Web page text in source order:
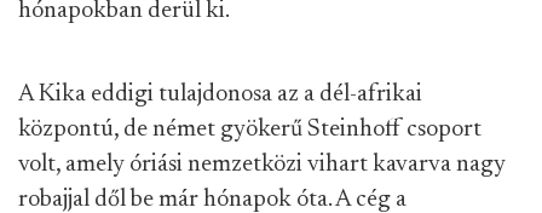
hónapokban derül ki.
A Kika eddigi tulajdonosa az a dél-afrikai
központú, de német gyökerű Steinhoff csoport
volt, amely óriási nemzetközi vihart kavarva nagy
robajjal dől be már hónapok óta. A cég a